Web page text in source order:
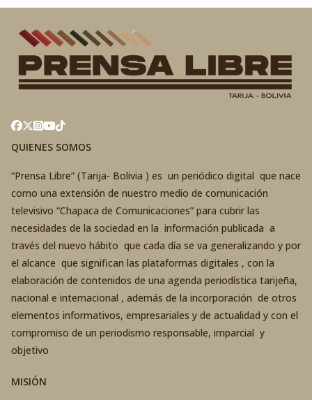
QUIENES SOMOS
“Prensa Libre” (Tarija- Bolivia ) es un periódico digital que nace
como una extensión de nuestro medio de comunicación
televisivo “Chapaca de Comunicaciones” para cubrir las
necesidades de la sociedad en la información publicada a
través del nuevo hábito que cada día se va generalizando y por
el alcance que significan las plataformas digitales , con la
elaboración de contenidos de una agenda periodística tarijeña,
nacional e internacional , además de la incorporación de otros
elementos informativos, empresariales y de actualidad y con el
compromiso de un periodismo responsable, imparcial y
objetivo
MISIÓN